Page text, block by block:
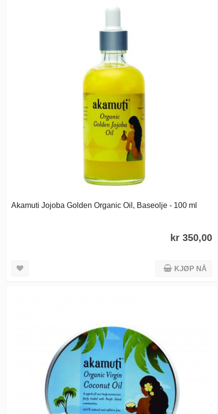
Akamuti Jojoba Golden Organic Oil, Baseolje - 100 ml
kr 350,00
KJØP NÅ